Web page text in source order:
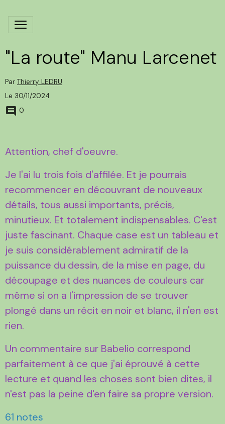
"La route" Manu Larcenet
Par Thierry LEDRU
Le 30/11/2024
0
Attention, chef d'oeuvre.
Je l'ai lu trois fois d'affilée. Et je pourrais
recommencer en découvrant de nouveaux
détails, tous aussi importants, précis,
minutieux. Et totalement indispensables. C'est
juste fascinant. Chaque case est un tableau et
je suis considérablement admiratif de la
puissance du dessin, de la mise en page, du
découpage et des nuances de couleurs car
même si on a l'impression de se trouver
plongé dans un récit en noir et blanc, il n'en est
rien.
Un commentaire sur Babelio correspond
parfaitement à ce que j'ai éprouvé à cette
lecture et quand les choses sont bien dites, il
n'est pas la peine d'en faire sa propre version.
61 notes